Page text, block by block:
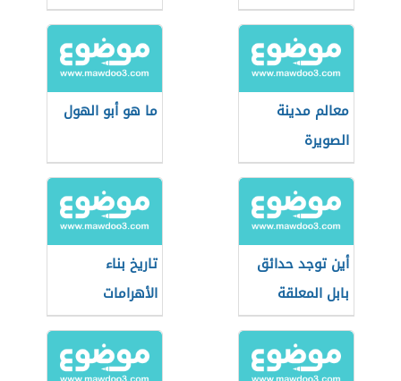
معالم مدينة
الصويرة
ما هو أبو الهول
أين توجد حدائق
بابل المعلقة
تاريخ بناء
الأهرامات